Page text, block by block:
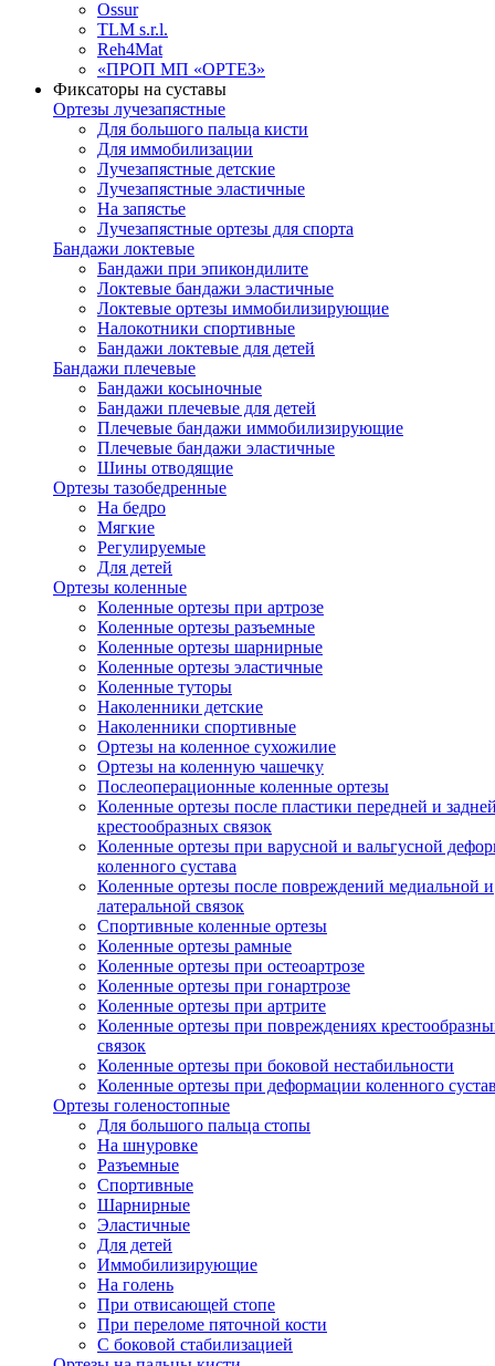
Ossur
TLM s.r.l.
Reh4Mat
«ПРОП МП «ОРТЕЗ»
Фиксаторы на суставы
Ортезы лучезапястные
Для большого пальца кисти
Для иммобилизации
Лучезапястные детские
Лучезапястные эластичные
На запястье
Лучезапястные ортезы для спорта
Бандажи локтевые
Бандажи при эпикондилите
Локтевые бандажи эластичные
Локтевые ортезы иммобилизирующие
Налокотники спортивные
Бандажи локтевые для детей
Бандажи плечевые
Бандажи косыночные
Бандажи плечевые для детей
Плечевые бандажи иммобилизирующие
Плечевые бандажи эластичные
Шины отводящие
Ортезы тазобедренные
На бедро
Мягкие
Регулируемые
Для детей
Ортезы коленные
Коленные ортезы при артрозе
Коленные ортезы разъемные
Коленные ортезы шарнирные
Коленные ортезы эластичные
Коленные туторы
Наколенники детские
Наколенники спортивные
Ортезы на коленное сухожилие
Ортезы на коленную чашечку
Послеоперационные коленные ортезы
Коленные ортезы после пластики передней и
крестообразных связок
Коленные ортезы при варусной и вальгусной
коленного сустава
Коленные ортезы после повреждений медиальной и
латеральной связок
Спортивные коленные ортезы
Коленные ортезы рамные
Коленные ортезы при остеоартрозе
Коленные ортезы при гонартрозе
Коленные ортезы при артрите
Коленные ортезы при повреждениях
связок
Коленные ортезы при боковой нестабильности
Коленные ортезы при деформации коленного
Ортезы голеностопные
Для большого пальца стопы
На шнуровке
Разъемные
Спортивные
Шарнирные
Эластичные
Для детей
Иммобилизирующие
На голень
При отвисающей стопе
При переломе пяточной кости
С боковой стабилизацией